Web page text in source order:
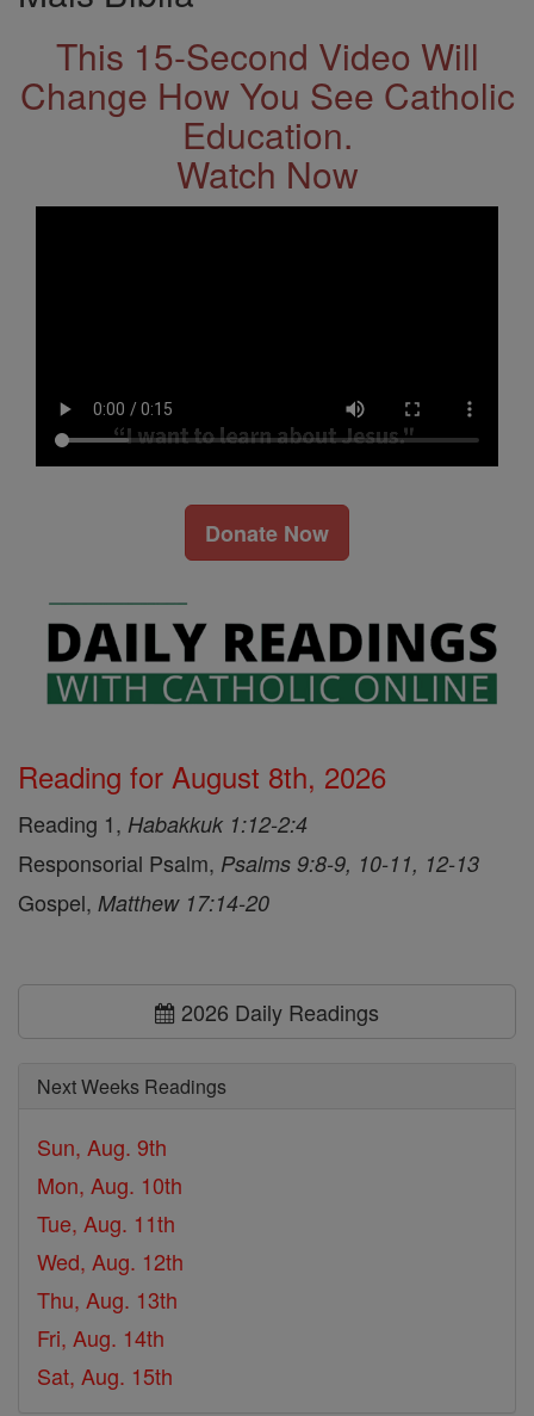
This 15-Second Video Will
Change How You See Catholic
Education.
Watch Now
Donate Now
Reading for August 8th, 2026
Reading 1, Habakkuk 1:12-2:4
Responsorial Psalm, Psalms 9:8-9, 10-11, 12-13
Gospel, Matthew 17:14-20
2026 Daily Readings
Next Weeks Readings
Sun, Aug. 9th
Mon, Aug. 10th
Tue, Aug. 11th
Wed, Aug. 12th
Thu, Aug. 13th
Fri, Aug. 14th
Sat, Aug. 15th